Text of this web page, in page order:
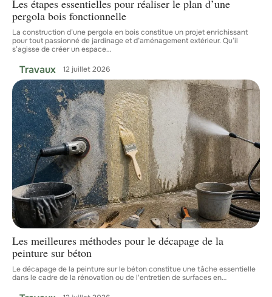
Les étapes essentielles pour réaliser le plan d’une
pergola bois fonctionnelle
La construction d’une pergola en bois constitue un projet enrichissant
pour tout passionné de jardinage et d’aménagement extérieur. Qu’il
s’agisse de créer un espace…
Travaux 12 juillet 2026
Les meilleures méthodes pour le décapage de la
peinture sur béton
Le décapage de la peinture sur le béton constitue une tâche essentielle
dans le cadre de la rénovation ou de l'entretien de surfaces en…